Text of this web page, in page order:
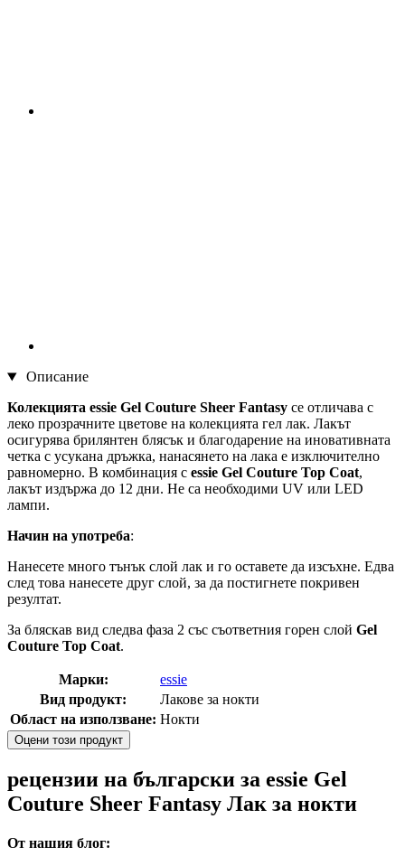
Описание
Колекцията essie Gel Couture Sheer Fantasy се отличава с
леко прозрачните цветове на колекцията гел лак. Лакът
осигурява брилянтен блясък и благодарение на иновативната
четка с усукана дръжка, нанасянето на лака е изключително
равномерно. В комбинация с essie Gel Couture Top Coat,
лакът издържа до 12 дни. Не са необходими UV или LED
лампи.
Начин на употреба:
Нанесете много тънък слой лак и го оставете да изсъхне. Едва
след това нанесете друг слой, за да постигнете покривен
резултат.
За бляскав вид следва фаза 2 със съответния горен слой Gel
Couture Top Coat.
Марки:
essie
Вид продукт:
Лакове за нокти
Област на използване: Нокти
Оцени този продукт
рецензии на български за essie Gel
Couture Sheer Fantasy Лак за нокти
От нашия блог: